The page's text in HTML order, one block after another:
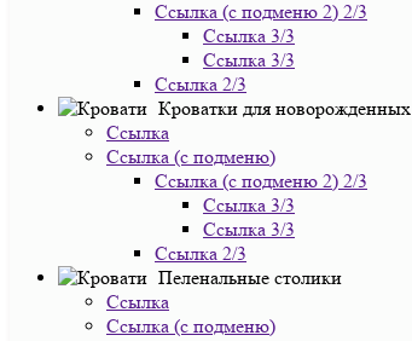
Ссылка (с подменю 2) 2/3
Ссылка 3/3
Ссылка 3/3
Ссылка 2/3
Кроватки для новорожденных
Ссылка
Ссылка (с подменю)
Ссылка (с подменю 2) 2/3
Ссылка 3/3
Ссылка 3/3
Ссылка 2/3
Пеленальные столики
Ссылка
Ссылка (с подменю)